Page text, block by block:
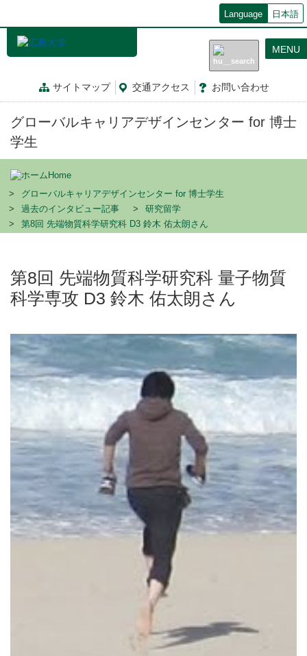
Language 日本語
サイトマップ 交通アクセス お問い合わせ
MENU
グローバルキャリアデザインセンター for 博士
学生
Home
グローバルキャリアデザインセンター for 博士学生
過去のインタビュー記事
研究留学
第8回 先端物質科学研究科 D3 鈴木 佑太朗さん
第8回 先端物質科学研究科 量子物質
科学専攻 D3 鈴木 佑太朗さん